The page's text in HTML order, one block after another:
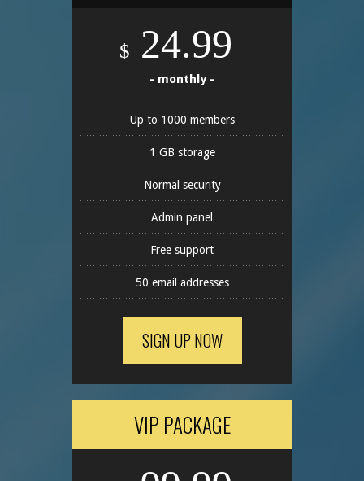
$ 24.99
- monthly -
Up to 1000 members
1 GB storage
Normal security
Admin panel
Free support
50 email addresses
SIGN UP NOW
VIP PACKAGE